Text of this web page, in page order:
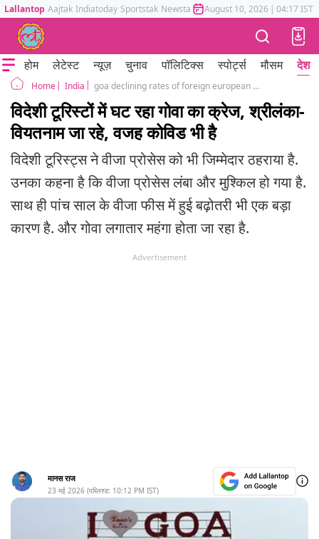
Lallantop Aajtak Indiatoday Sportstak Newstak Mumbai Tak Astrotak
August 10, 2026 | 04:17 IST
होम लेटेस्ट न्यूज़ चुनाव पॉलिटिक्स स्पोर्ट्स मौसम देश
Home India goa declining rates of foreign european and russian tourists diverting to sri lanka reasons why
विदेशी टूरिस्टों में घट रहा गोवा का क्रेज, श्रीलंका-
वियतनाम जा रहे, वजह कोविड भी है
विदेशी टूरिस्ट्स ने वीजा प्रोसेस को भी जिम्मेदार ठहराया है.
उनका कहना है कि वीजा प्रोसेस लंबा और मुश्किल हो गया है.
साथ ही पांच साल के वीजा फीस में हुई बढ़ोतरी भी एक बड़ा
कारण है. और गोवा लगातार महंगा होता जा रहा है.
Advertisement
मानस राज
23 मई 2026 (पब्लिश्ड: 10:12 PM IST)